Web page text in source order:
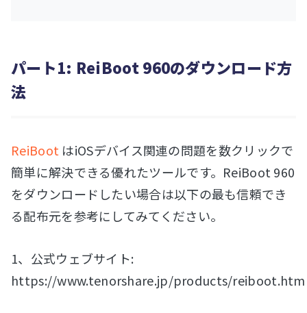
パート1: ReiBoot 960のダウンロード方
法
ReiBoot はiOSデバイス関連の問題を数クリックで
簡単に解決できる優れたツールです。ReiBoot 960
をダウンロードしたい場合は以下の最も信頼でき
る配布元を参考にしてみてください。
1、公式ウェブサイト:
https://www.tenorshare.jp/products/reiboot.htm